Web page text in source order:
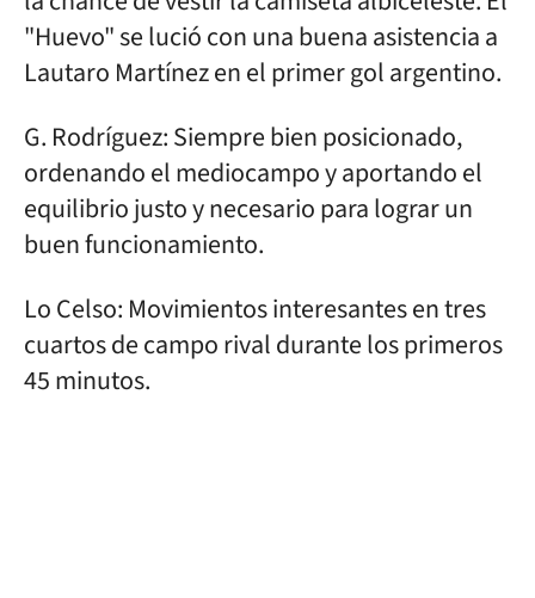
"Huevo" se lució con una buena asistencia a
Lautaro Martínez en el primer gol argentino.
G. Rodríguez: Siempre bien posicionado,
ordenando el mediocampo y aportando el
equilibrio justo y necesario para lograr un
buen funcionamiento.
Lo Celso: Movimientos interesantes en tres
cuartos de campo rival durante los primeros
45 minutos.